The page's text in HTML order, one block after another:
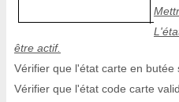
être actif.
Vérifier que l'état carte en butée
Vérifier que l'état code carte